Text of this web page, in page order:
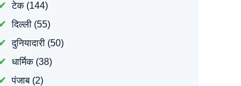
टेक(144)
दिल्ली(55)
दुनियादारी(50)
धार्मिक(38)
पंजाब(2)